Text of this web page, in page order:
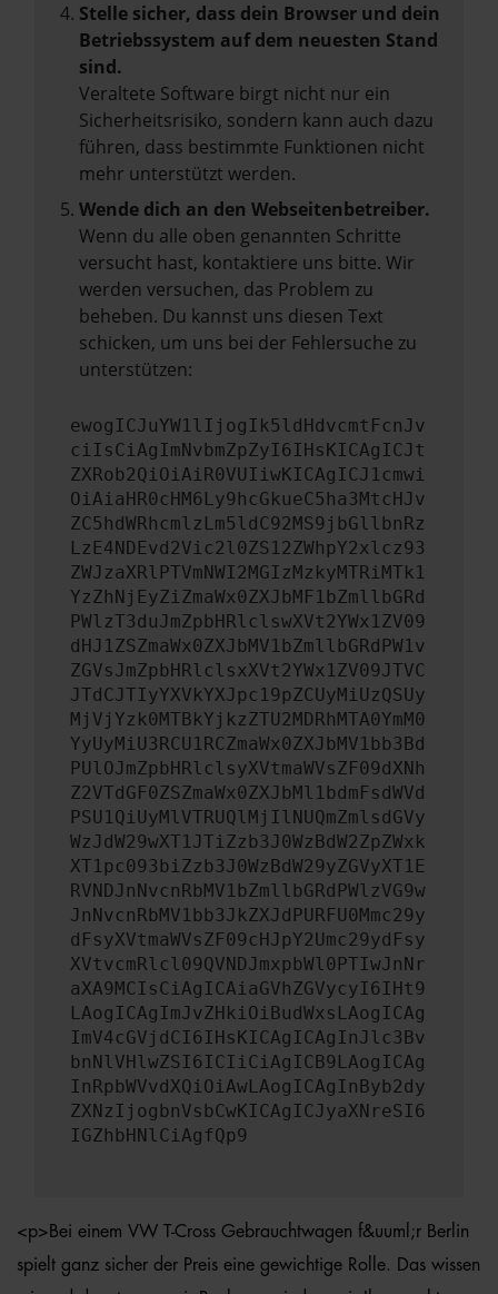
Stelle sicher, dass dein Browser und dein
Betriebssystem auf dem neuesten Stand
sind.
Veraltete Software birgt nicht nur ein
Sicherheitsrisiko, sondern kann auch dazu
führen, dass bestimmte Funktionen nicht
mehr unterstützt werden.
Wende dich an den Webseitenbetreiber.
Wenn du alle oben genannten Schritte
versucht hast, kontaktiere uns bitte. Wir
werden versuchen, das Problem zu
beheben. Du kannst uns diesen Text
schicken, um uns bei der Fehlersuche zu
unterstützen:
ewogICJuYW1lIjogIk5ldHdvcmtFcnJv
ciIsCiAgImNvbmZpZyI6IHsKICAgICJt
ZXRob2QiOiAiR0VUIiwKICAgICJ1cmwi
OiAiaHR0cHM6Ly9hcGkueC5ha3MtcHJv
ZC5hdWRhcmlzLm5ldC92MS9jbGllbnRz
LzE4NDEvd2Vic2l0ZS12ZWhpY2xlcz93
ZWJzaXRlPTVmNWI2MGIzMzkyMTRiMTk1
YzZhNjEyZiZmaWx0ZXJbMF1bZmllbGRd
PWlzT3duJmZpbHRlclswXVt2YWx1ZV09
dHJ1ZSZmaWx0ZXJbMV1bZmllbGRdPW1v
ZGVsJmZpbHRlclsxXVt2YWx1ZV09JTVC
JTdCJTIyYXVkYXJpc19pZCUyMiUzQSUy
MjVjYzk0MTBkYjkzZTU2MDRhMTA0YmM0
YyUyMiU3RCU1RCZmaWx0ZXJbMV1bb3Bd
PUlOJmZpbHRlclsyXVtmaWVsZF09dXNh
Z2VTdGF0ZSZmaWx0ZXJbMl1bdmFsdWVd
PSU1QiUyMlVTRUQlMjIlNUQmZmlsdGVy
WzJdW29wXT1JTiZzb3J0WzBdW2ZpZWxk
XT1pc093biZzb3J0WzBdW29yZGVyXT1E
RVNDJnNvcnRbMV1bZmllbGRdPWlzVG9w
JnNvcnRbMV1bb3JkZXJdPURFU0Mmc29y
dFsyXVtmaWVsZF09cHJpY2Umc29ydFsy
XVtvcmRlcl09QVNDJmxpbWl0PTIwJnNr
aXA9MCIsCiAgICAiaGVhZGVycyI6IHt9
LAogICAgImJvZHkiOiBudWxsLAogICAg
ImV4cGVjdCI6IHsKICAgICAgInJlc3Bv
bnNlVHlwZSI6ICIiCiAgICB9LAogICAg
InRpbWVvdXQiOiAwLAogICAgInByb2dy
ZXNzIjogbnVsbCwKICAgICJyaXNreSI6
IGZhbHNlCiAgfQp9
<p>Bei einem VW T-Cross Gebrauchtwagen f&uuml;r Berlin
spielt ganz sicher der Preis eine gewichtige Rolle. Das wissen